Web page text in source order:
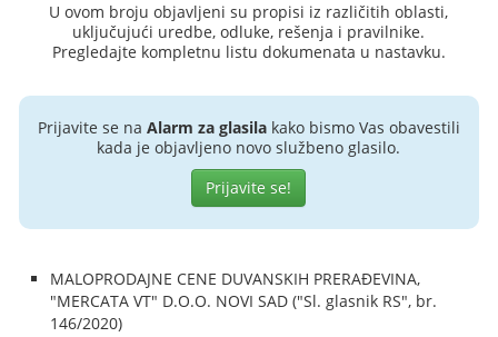
U ovom broju objavljeni su propisi iz različitih oblasti,
uključujući uredbe, odluke, rešenja i pravilnike.
Pregledajte kompletnu listu dokumenata u nastavku.
Prijavite se na Alarm za glasilakako bismo Vas obavestili
kada je objavljeno novo službeno glasilo.
Prijavite se!
MALOPRODAJNE CENE DUVANSKIH PRERAĐEVINA,
"MERCATA VT" D.O.O. NOVI SAD ("Sl. glasnik RS", br.
146/2020)